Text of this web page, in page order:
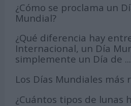
¿Cómo se proclama un
Mundial?
¿Qué diferencia hay
Internacional, un Día
simplemente un Día de
Los Días Mundiales más
¿Cuántos tipos de lunas